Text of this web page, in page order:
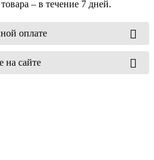
– в течение 7 дней.
оплате
на сайте